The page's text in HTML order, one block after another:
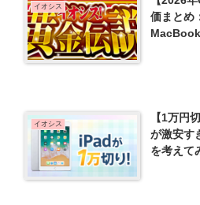
イオシス
価まとめ
MacBook
イオシス
【1万円
が激安す
を考えて